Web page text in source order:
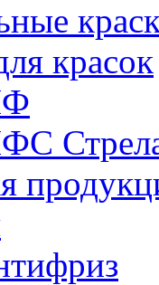
красок